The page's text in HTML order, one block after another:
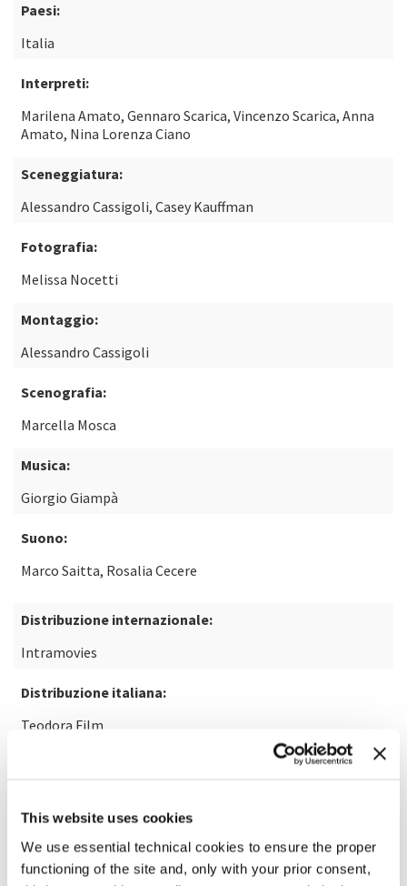
This website uses cookies
We use essential technical cookies to ensure the proper
functioning of the site and, only with your prior consent,
Paesi:
Italia
Interpreti:
Marilena Amato, Gennaro Scarica, Vincenzo Scarica, Anna
Amato, Nina Lorenza Ciano
Sceneggiatura:
Alessandro Cassigoli, Casey Kauffman
Fotografia:
Melissa Nocetti
Montaggio:
Alessandro Cassigoli
Scenografia:
Marcella Mosca
Musica:
Giorgio Giampà
Suono:
Marco Saitta, Rosalia Cecere
Distribuzione internazionale:
Intramovies
Distribuzione italiana:
Teodora Film